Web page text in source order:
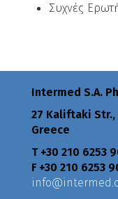
Συχνές
Intermed S.A.
27 Kaliftaki Str.,
Greece
Τ +30 210 6253
F +30 210 6253